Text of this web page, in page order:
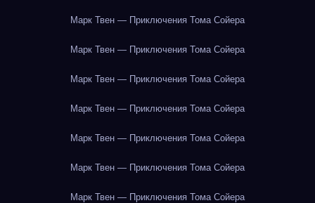
Марк Твен — Приключения Тома Сойера
Марк Твен — Приключения Тома Сойера
Марк Твен — Приключения Тома Сойера
Марк Твен — Приключения Тома Сойера
Марк Твен — Приключения Тома Сойера
Марк Твен — Приключения Тома Сойера
Марк Твен — Приключения Тома Сойера